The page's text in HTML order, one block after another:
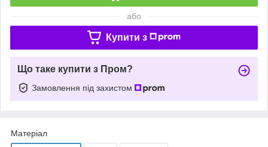
або
Купити з
Що таке купити з Пром?
Замовлення під захистом
Матеріал